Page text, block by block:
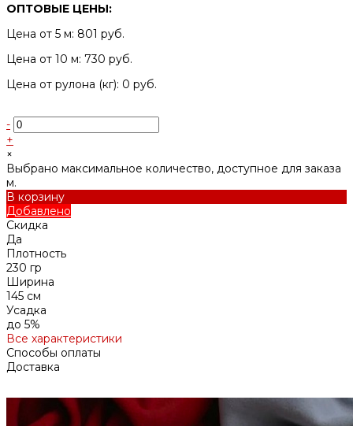
ОПТОВЫЕ ЦЕНЫ:
Цена от 5 м: 801 руб.
Цена от 10 м: 730 руб.
Цена от рулона (кг): 0 руб.
-
+
×
Выбрано максимальное количество, доступное для заказа
м.
В корзину
Добавлено
Скидка
Да
Плотность
230 гр
Ширина
145 см
Усадка
до 5%
Все характеристики
Способы оплаты
Доставка